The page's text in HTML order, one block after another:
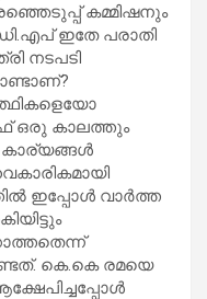
കമ്മിഷനും
ഇതേ പരാതി
നടപടി
ഒരു കാലത്തും
കാര്യങ്ങള്‍
ഇപ്പോള്‍ വാര്‍ത്ത
കെ.കെ രമയെ